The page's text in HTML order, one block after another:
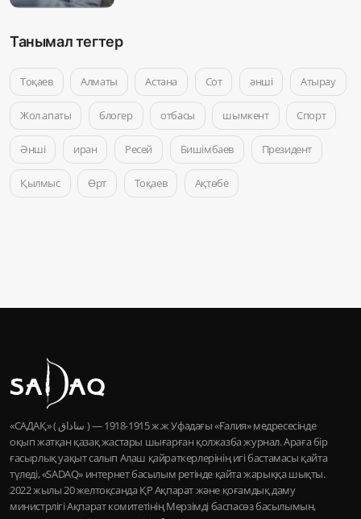
Танымал тегтер
Тоқаев Алматы Астана Сот әнші Атырау
Жол апаты блогер отбасы шымкент Спорт
Әнші иран Ресей Бишімбаев Президент
Қылмыс Өрт Тоқаев Ақтөбе
«САДАҚ» ( ساداق ) — 1915-1918 ж.ж Уфадағы «Ғалия» медресесінде
оқып жатқан қазақ жастары шығарған қолжазба журнал. Араға бір
ғасырлық уақыт салып Алаш қайраткерлерінің игі бастамасы қайта
түледі, «SADAQ» интернет басылым ретінде қайта жарыққа шықты.
2022 жылы 20 желтоқсанда ҚР Ақпарат және қоғамдық даму
министрлігі Ақпарат комитетінің Мерзімді баспасөз басылымын,